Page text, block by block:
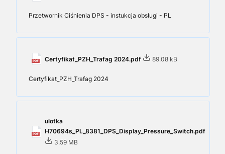
Przetwornik Ciśnienia DPS - instukcja obsługi - PL
Certyfikat_PZH_Trafag 2024.pdf 89.08 kB
Certyfikat_PZH_Trafag 2024
ulotka
H70694s_PL_8381_DPS_Display_Pressure_Switch.pdf
3.59 MB